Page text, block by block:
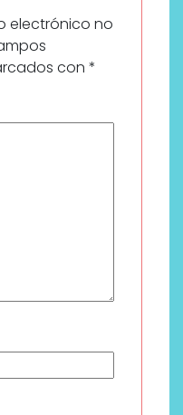
electrónico no
con *